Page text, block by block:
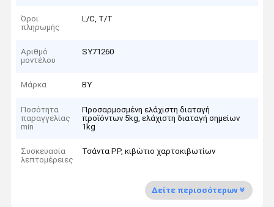
Όροι
πληρωμής
L/C, T/T
Αριθμό
μοντέλου
SY71260
Μάρκα BY
Ποσότητα
παραγγελίας
min
Προσαρμοσμένη ελάχιστη διαταγή
προϊόντων 5kg, ελάχιστη διαταγή σημείων
1kg
Συσκευασία
λεπτομέρειες
Τσάντα PP, κιβώτιο χαρτοκιβωτίων
Δείτε περισσότερων